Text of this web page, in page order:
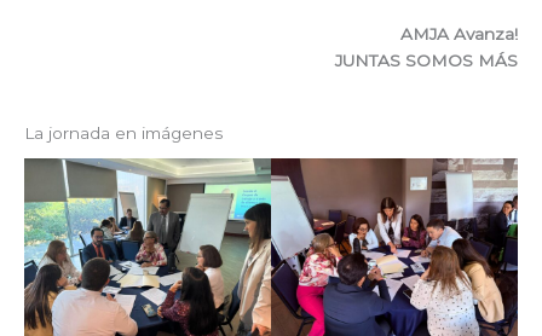
AMJA Avanza!
JUNTAS SOMOS MÁS
La jornada en imágenes